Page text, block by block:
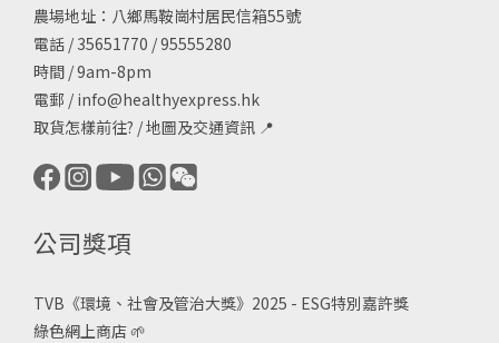
農場地址：八鄉馬鞍崗村居民信箱55號
電話 / 35651770 / 95555280
時間 / 9am-8pm
電郵 / info@healthyexpress.hk
取貨怎樣前往? /地圖及交通資訊 📍
公司獎項
TVB《環境、社會及管治大獎》2025 - ESG特別嘉許獎
綠色網上商店 🌱